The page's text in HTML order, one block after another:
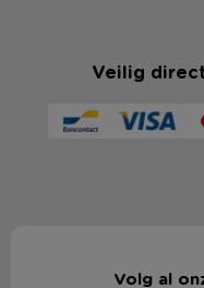
Veilig
Volg al